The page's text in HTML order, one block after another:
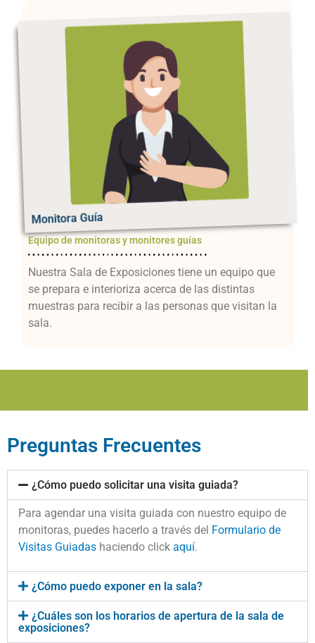
Monitora Guía
Equipo de monitoras y monitores guías
Nuestra Sala de Exposiciones tiene un equipo que
se prepara e interioriza acerca de las distintas
muestras para recibir a las personas que visitan la
sala.
Preguntas Frecuentes
¿Cómo puedo solicitar una visita guiada?
Para agendar una visita guiada con nuestro equipo de
monitoras, puedes hacerlo a través del Formulario de
Visitas Guiadas haciendo click aquí.
¿Cómo puedo exponer en la sala?
¿Cuáles son los horarios de apertura de la sala de
exposiciones?